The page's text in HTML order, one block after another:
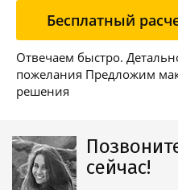
Бесплатный
Отвечаем быстро.
пожелания Предложим
решения
сейчас!